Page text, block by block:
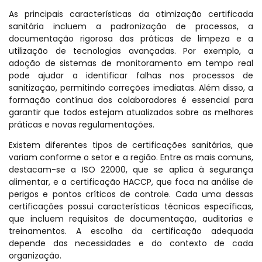
As principais características da otimização certificada
sanitária incluem a padronização de processos, a
documentação rigorosa das práticas de limpeza e a
utilização de tecnologias avançadas. Por exemplo, a
adoção de sistemas de monitoramento em tempo real
pode ajudar a identificar falhas nos processos de
sanitização, permitindo correções imediatas. Além disso, a
formação contínua dos colaboradores é essencial para
garantir que todos estejam atualizados sobre as melhores
práticas e novas regulamentações.
Existem diferentes tipos de certificações sanitárias, que
variam conforme o setor e a região. Entre as mais comuns,
destacam-se a ISO 22000, que se aplica à segurança
alimentar, e a certificação HACCP, que foca na análise de
perigos e pontos críticos de controle. Cada uma dessas
certificações possui características técnicas específicas,
que incluem requisitos de documentação, auditorias e
treinamentos. A escolha da certificação adequada
depende das necessidades e do contexto de cada
organização.